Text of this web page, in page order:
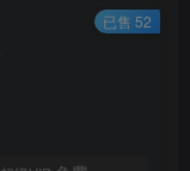
已售 52